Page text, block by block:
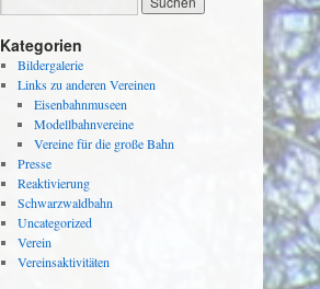
Kategorien
Bildergalerie
Links zu anderen Vereinen
Eisenbahnmuseen
Modellbahnvereine
Vereine für die große Bahn
Presse
Reaktivierung
Schwarzwaldbahn
Uncategorized
Verein
Vereinsaktivitäten